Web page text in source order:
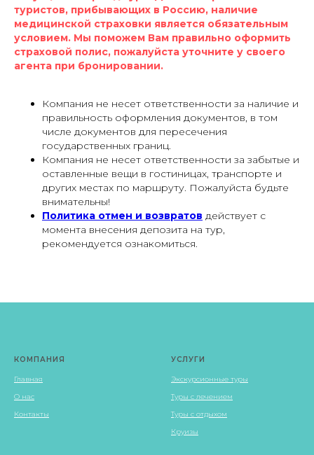
туристов, прибывающих в Россию, наличие
медицинской страховки является обязательным
условием. Мы поможем Вам правильно оформить
страховой полис, пожалуйста уточните у своего
агента при бронировании.
Компания не несет ответственности за наличие и
правильность оформления документов, в том
числе документов для пересечения
государственных границ.
Компания не несет ответственности за забытые и
оставленные вещи в гостиницах, транспорте и
других местах по маршруту. Пожалуйста будьте
внимательны!
Политика отмен и возвратов действует с
момента внесения депозита на тур,
рекомендуется ознакомиться.
КОМПАНИЯ
Главная
О нас
Контакты
УСЛУГИ
Экскурсионные туры
Туры с лечением
Туры с отдыхом
Круизы